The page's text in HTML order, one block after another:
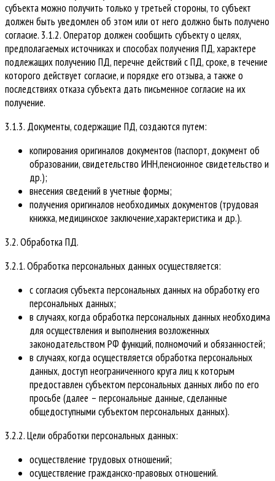
субъекта можно получить только у третьей стороны, то субъект
должен быть уведомлен об этом или от него должно быть получено
согласие. 3.1.2. Оператор должен сообщить субъекту о целях,
предполагаемых источниках и способах получения ПД, характере
подлежащих получению ПД, перечне действий с ПД, сроке, в течение
которого действует согласие, и порядке его отзыва, а также о
последствиях отказа субъекта дать письменное согласие на их
получение.
3.1.3. Документы, содержащие ПД, создаются путем:
копирования оригиналов документов (паспорт, документ об
образовании, свидетельство ИНН,пенсионное свидетельство и
др.);
внесения сведений в учетные формы;
получения оригиналов необходимых документов (трудовая
книжка, медицинское заключение,характеристика и др.).
3.2. Обработка ПД.
3.2.1. Обработка персональных данных осуществляется:
с согласия субъекта персональных данных на обработку его
персональных данных;
в случаях, когда обработка персональных данных необходима
для осуществления и выполнения возложенных
законодательством РФ функций, полномочий и обязанностей;
в случаях, когда осуществляется обработка персональных
данных, доступ неограниченного круга лиц к которым
предоставлен субъектом персональных данных либо по его
просьбе (далее – персональные данные, сделанные
общедоступными субъектом персональных данных).
3.2.2. Цели обработки персональных данных:
осуществление трудовых отношений;
осуществление гражданско-правовых отношений.